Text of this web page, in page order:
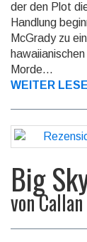
der den Plot
Handlung
McGrady zu
Mord­e...
WEITER
Big
von